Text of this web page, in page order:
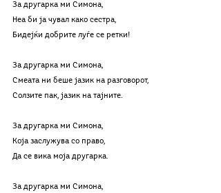
За другарка ми Симона,
Неа би ја чувал како сестра,
Бидејќи добрите луѓе се ретки!
За другарка ми Симона,
Смеата ни беше јазик на разговорот,
Солзите пак, јазик на тајните.
За другарка ми Симона,
Која заслужува со право,
Да се вика моја другарка.
За другарка ми Симона,